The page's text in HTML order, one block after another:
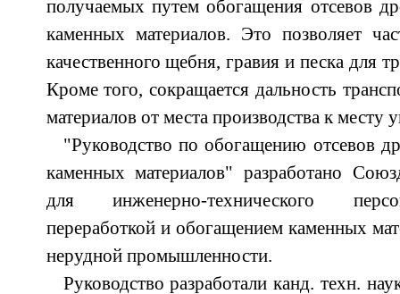
получаемых путем обогащения отсевов
каменных материалов. Это позволяет
качественного щебня, гравия и песка для
Кроме того, сокращается дальность
материалов от места производства к месту
"Руководство по обогащению отсевов
каменных материалов" разработано
для инженерно-технического
переработкой и обогащением каменных
нерудной промышленности.
Руководство разработали канд. техн.